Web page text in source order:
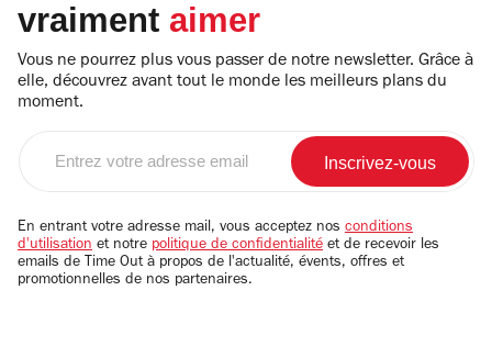
vraiment aimer
Vous ne pourrez plus vous passer de notre newsletter. Grâce à
elle, découvrez avant tout le monde les meilleurs plans du
moment.
email
En entrant votre adresse mail, vous acceptez nos conditions
d'utilisation et notre politique de confidentialité et de recevoir les
emails de Time Out à propos de l'actualité, évents, offres et
promotionnelles de nos partenaires.